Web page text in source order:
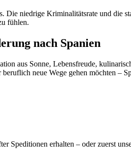
Die niedrige Kriminalitätsrate und
fühlen.
nach Spanien
aus Sonne, Lebensfreude,
neue Wege gehen möchten –
Speditionen erhalten – oder zuerst